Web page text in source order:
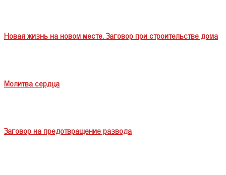
Новая жизнь на новом месте. Заговор при строительстве дома
Молитва сердца
Заговор на предотвращение развода